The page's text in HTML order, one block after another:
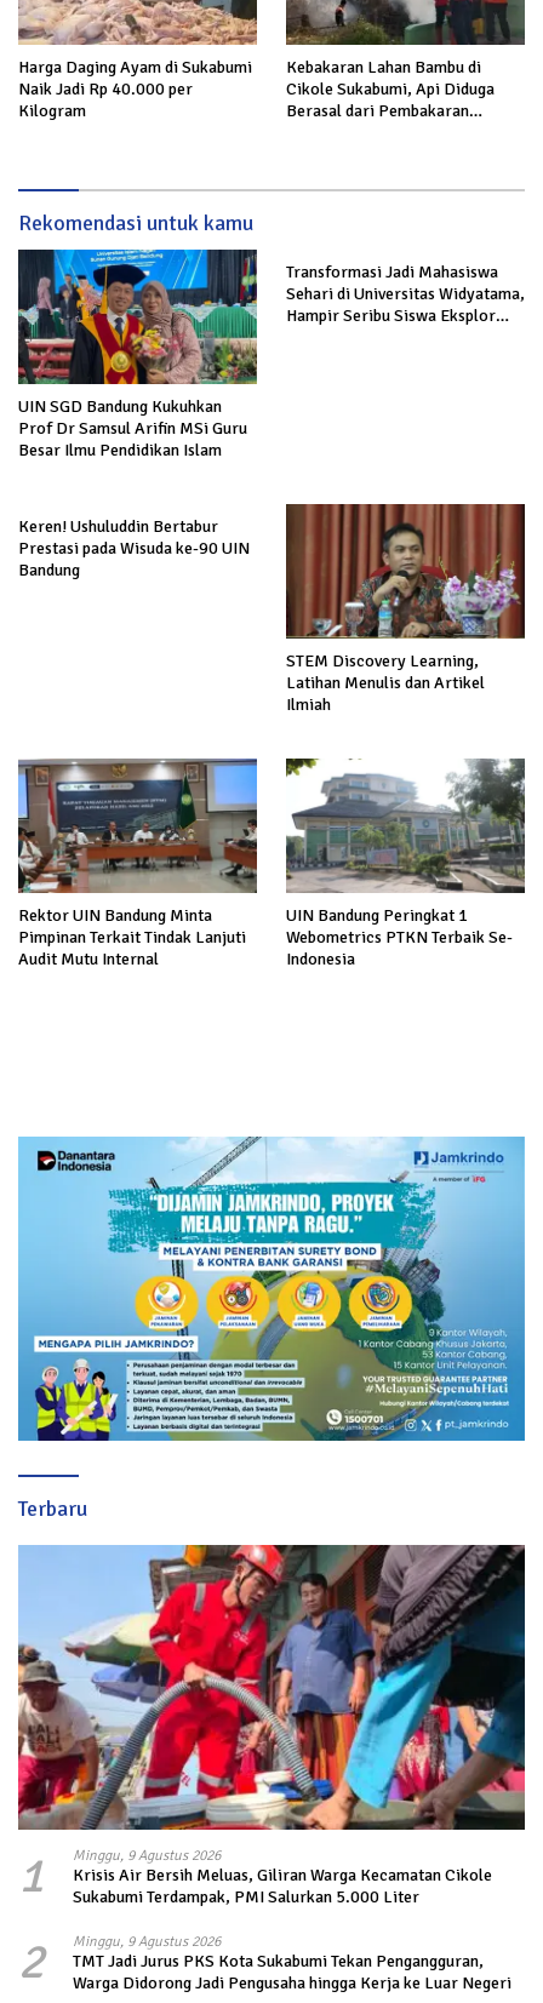
Harga Daging Ayam di Sukabumi
Naik Jadi Rp 40.000 per
Kilogram
Kebakaran Lahan Bambu di
Cikole Sukabumi, Api Diduga
Berasal dari Pembakaran
Rekomendasi untuk kamu
UIN SGD Bandung Kukuhkan
Prof Dr Samsul Arifin MSi Guru
Besar Ilmu Pendidikan Islam
Transformasi Jadi Mahasiswa
Sehari di Universitas Widyatama,
Hampir Seribu Siswa Eksplor
Keren! Ushuluddin Bertabur
Prestasi pada Wisuda ke-90 UIN
Bandung
STEM Discovery Learning,
Latihan Menulis dan Artikel
Ilmiah
Rektor UIN Bandung Minta
Pimpinan Terkait Tindak Lanjuti
Audit Mutu Internal
UIN Bandung Peringkat 1
Webometrics PTKN Terbaik Se-
Indonesia
Terbaru
1 Minggu, 9 Agustus 2026
Krisis Air Bersih Meluas, Giliran Warga Kecamatan Cikole
Sukabumi Terdampak, PMI Salurkan 5.000 Liter
2 Minggu, 9 Agustus 2026
TMT Jadi Jurus PKS Kota Sukabumi Tekan Pengangguran,
Warga Didorong Jadi Pengusaha hingga Kerja ke Luar Negeri